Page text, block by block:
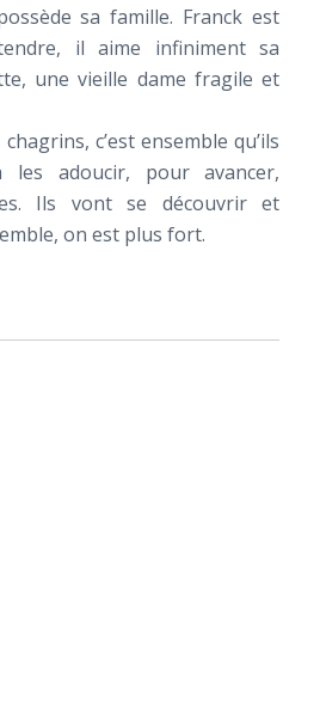
sa famille. Franck est
il aime infiniment sa
une vieille dame fragile et
c’est ensemble qu’ils
les adoucir, pour avancer,
Ils vont se découvrir et
on est plus fort.